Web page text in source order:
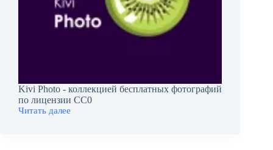
Kivi Photo - коллекцией бесплатных фотографий
по лицензии CC0
Читать далее
Kivi